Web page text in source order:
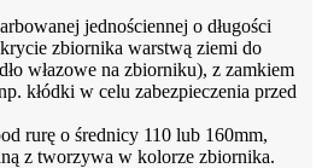
jednościennej o długości
zbiornika warstwą ziemi do
włazowe na zbiorniku), z zamkiem
kłódki w celu zabezpieczenia przed
rurę o średnicy 110 lub 160mm,
z tworzywa w kolorze zbiornika.